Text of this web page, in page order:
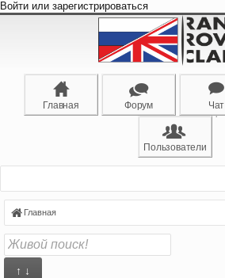
Войти или зарегистрироваться
Главная Форум Чат
Пользователи
Главная
↑ ↓